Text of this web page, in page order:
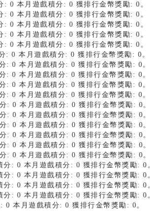
0 本月遊戲積分: 0 獲排行金幣獎勵: 0。
0 本月遊戲積分: 0 獲排行金幣獎勵: 0。
0 本月遊戲積分: 0 獲排行金幣獎勵: 0。
0 本月遊戲積分: 0 獲排行金幣獎勵: 0。
0 本月遊戲積分: 0 獲排行金幣獎勵: 0。
: 0 本月遊戲積分: 0 獲排行金幣獎勵: 0。
: 0 本月遊戲積分: 0 獲排行金幣獎勵: 0。
: 0 本月遊戲積分: 0 獲排行金幣獎勵: 0。
: 0 本月遊戲積分: 0 獲排行金幣獎勵: 0。
: 0 本月遊戲積分: 0 獲排行金幣獎勵: 0。
: 0 本月遊戲積分: 0 獲排行金幣獎勵: 0。
: 0 本月遊戲積分: 0 獲排行金幣獎勵: 0。
: 0 本月遊戲積分: 0 獲排行金幣獎勵: 0。
: 0 本月遊戲積分: 0 獲排行金幣獎勵: 0。
: 0 本月遊戲積分: 0 獲排行金幣獎勵: 0。
: 0 本月遊戲積分: 0 獲排行金幣獎勵: 0。
: 0 本月遊戲積分: 0 獲排行金幣獎勵: 0
: 0 本月遊戲積分: 0 獲排行金幣獎勵: 0
: 0 本月遊戲積分: 0 獲排行金幣獎勵: 0
: 0 本月遊戲積分: 0 獲排行金幣獎勵: 0
本月遊戲積分: 0 獲排行金幣獎勵: 0。